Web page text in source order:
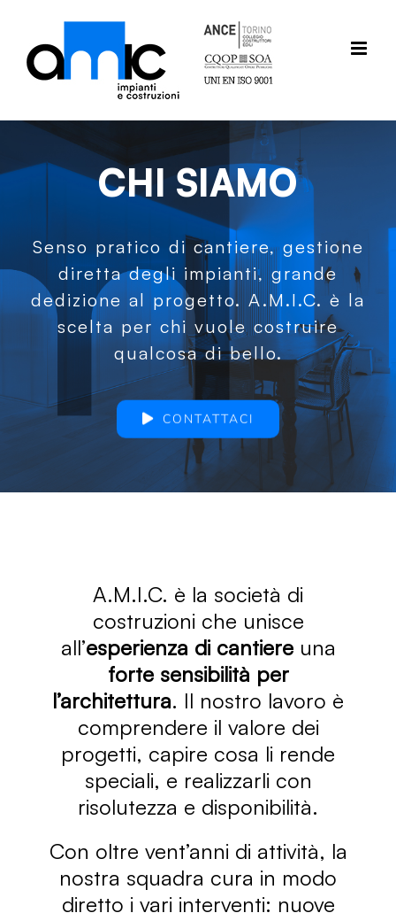
contenuto
CHI SIAMO
Senso pratico di cantiere, gestione
diretta degli impianti, grande
dedizione al progetto. A.M.I.C. è la
scelta per chi vuole costruire
qualcosa di bello.
CONTATTACI
A.M.I.C. è la società di
costruzioni che unisce
all’esperienza di cantiereuna
forte sensibilità per
l’architettura. Il nostro lavoro è
comprendere il valore dei
progetti, capire cosa li rende
speciali, e realizzarli con
risolutezza e disponibilità.
Con oltre vent’anni di attività, la
nostra squadra cura in modo
diretto i vari interventi: nuove